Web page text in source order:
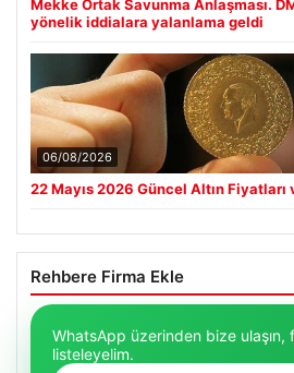
Mekke Ortak Savunma Anlaşması.
yönelik iddialara yalanlama geldi
06/08/2026
22 Mayıs 2026 Güncel Altın Fiyatları
Rehbere Firma Ekle
WhatsApp üzerinden bize ulaşın,
listeleyelim.